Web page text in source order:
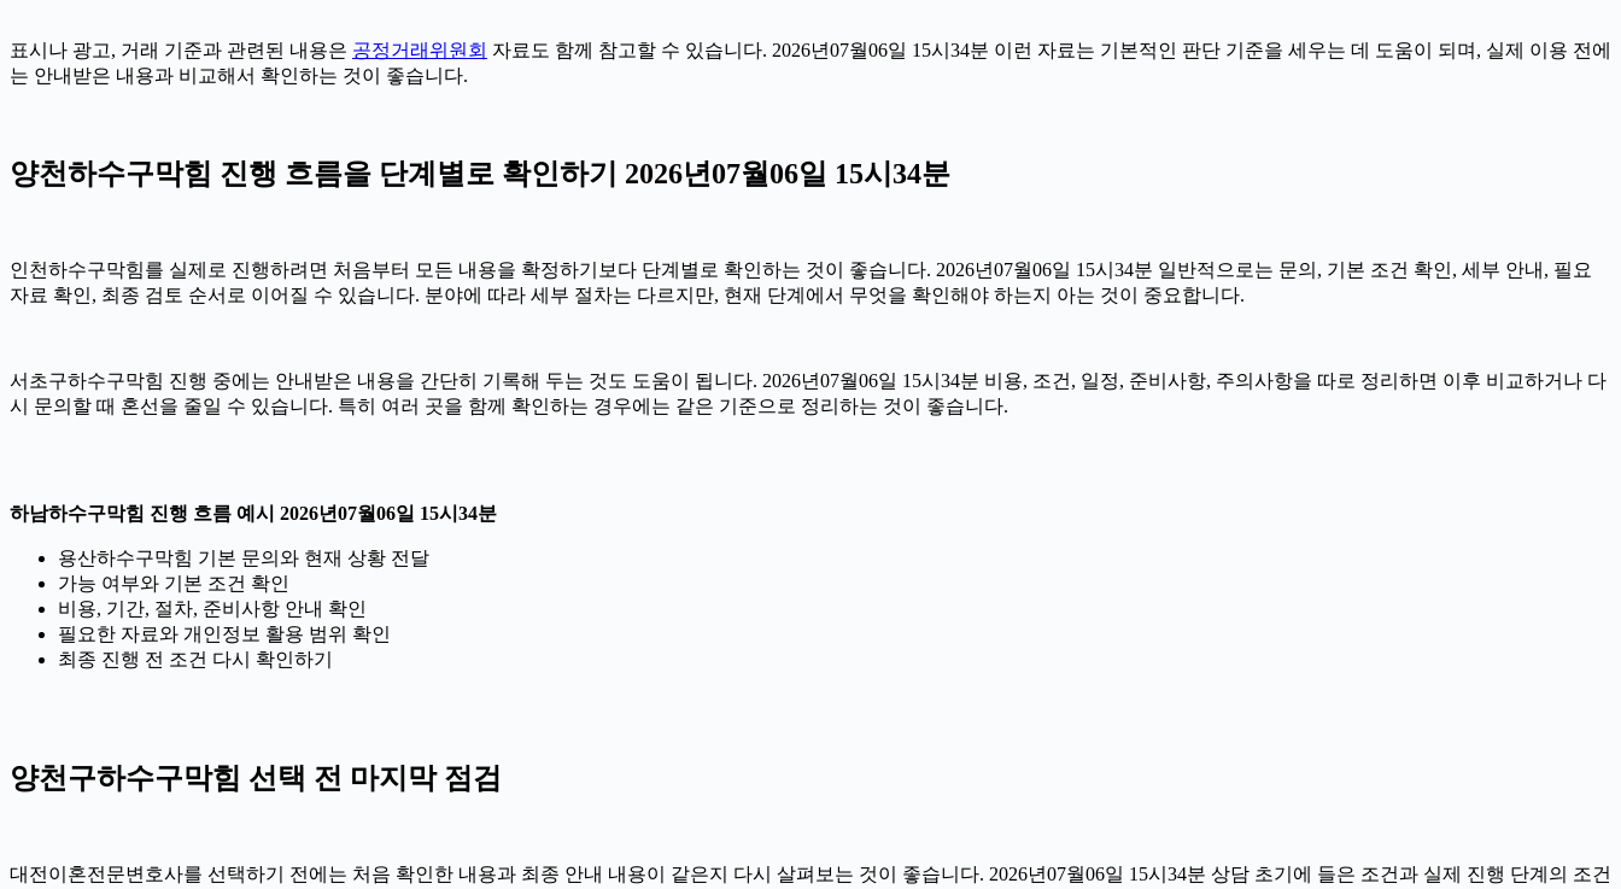
표시나 광고, 거래 기준과 관련된 내용은 공정거래위원회 자료도 함께 참고할 수 있습니다. 2026년07월06일 15시34분 이런 자료는 기본적인 판단 기준을 세우는 데 도움이 되며, 실제 이용 전에
는 안내받은 내용과 비교해서 확인하는 것이 좋습니다.
양천하수구막힘 진행 흐름을 단계별로 확인하기 2026년07월06일 15시34분
인천하수구막힘를 실제로 진행하려면 처음부터 모든 내용을 확정하기보다 단계별로 확인하는 것이 좋습니다. 2026년07월06일 15시34분 일반적으로는 문의, 기본 조건 확인, 세부 안내, 필요
자료 확인, 최종 검토 순서로 이어질 수 있습니다. 분야에 따라 세부 절차는 다르지만, 현재 단계에서 무엇을 확인해야 하는지 아는 것이 중요합니다.
서초구하수구막힘 진행 중에는 안내받은 내용을 간단히 기록해 두는 것도 도움이 됩니다. 2026년07월06일 15시34분 비용, 조건, 일정, 준비사항, 주의사항을 따로 정리하면 이후 비교하거나 다
시 문의할 때 혼선을 줄일 수 있습니다. 특히 여러 곳을 함께 확인하는 경우에는 같은 기준으로 정리하는 것이 좋습니다.
하남하수구막힘 진행 흐름 예시 2026년07월06일 15시34분
용산하수구막힘 기본 문의와 현재 상황 전달
가능 여부와 기본 조건 확인
비용, 기간, 절차, 준비사항 안내 확인
필요한 자료와 개인정보 활용 범위 확인
최종 진행 전 조건 다시 확인하기
양천구하수구막힘 선택 전 마지막 점검
대전이혼전문변호사를 선택하기 전에는 처음 확인한 내용과 최종 안내 내용이 같은지 다시 살펴보는 것이 좋습니다. 2026년07월06일 15시34분 상담 초기에 들은 조건과 실제 진행 단계의 조건